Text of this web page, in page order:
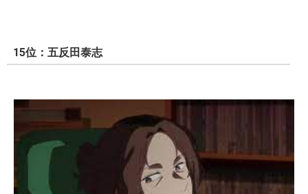
15位：五反田泰志